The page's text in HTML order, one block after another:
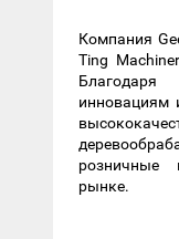
Компания
Ting
инновациям
розничные
рынке.